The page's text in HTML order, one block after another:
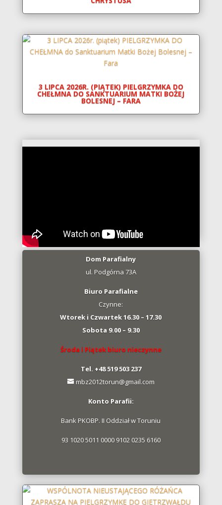
3 LIPCA 2026R. (PIĄTEK) PIELGRZYMKA DO
CHEŁMNA DO SANKTUARIUM MATKI BOŻEJ
BOLESNEJ – FARA
Dom Parafialny
ul. Podgórna 73A
Biuro Parafialne
Czynne:
Wtorek i Czwartek 16.30 – 17.30
Sobota 9.00 – 9.30
Środa i Piątek biuro nieczynne
Tel. +48 519 503 237
mbz2012torun@gmail.com
Konto Parafii:
Bank PKOBP. II Oddział w Toruniu
93 1020 5011 0000 9102 0235 6160